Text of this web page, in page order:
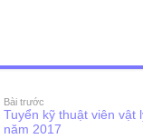
Bài trước
Tuyển kỹ thuật viên vật
năm 2017